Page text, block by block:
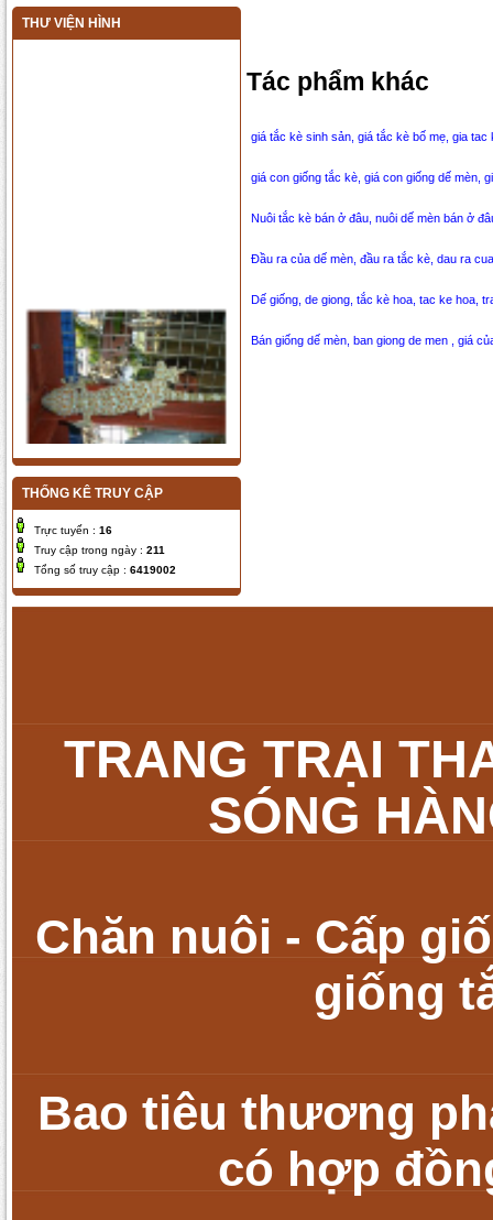
THƯ VIỆN HÌNH
Tắc kè
Bọ cạp
THỐNG KÊ TRUY CẬP
Trực tuyến : 16
Truy cập trong ngày : 211
Tổng số truy cập : 6419002
Tác phẩm khác
giá tắc kè sinh sản, giá tắc kè bố mẹ, gia
giá con giống tắc kè, giá con giống dế mèn,
Nuôi tắc kè bán ở đâu, nuôi dế mèn bán ở
Đầu ra của dế mèn, đầu ra tắc kè, dau ra
Dế giống, de giong, tắc kè hoa, tac ke hoa,
Bán giống dế mèn, ban giong de men , giá
TRANG TRẠI
SÓNG
Chăn nuôi - Cấp
giống
Bao tiêu thương
có hợp